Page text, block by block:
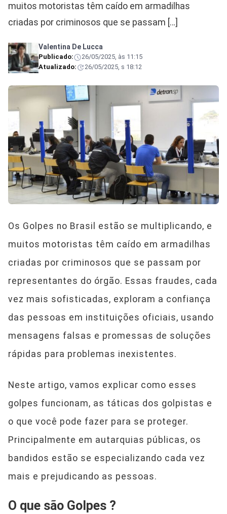
muitos motoristas têm caído em armadilhas
criadas por criminosos que se passam […]
Valentina De Lucca
Publicado:
26/05/2025, às 11:15
Atualizado:
26/05/2025, s 18:12
Os Golpes no Brasil estão se multiplicando, e
muitos motoristas têm caído em armadilhas
criadas por criminosos que se passam por
representantes do órgão. Essas fraudes, cada
vez mais sofisticadas, exploram a confiança
das pessoas em instituições oficiais, usando
mensagens falsas e promessas de soluções
rápidas para problemas inexistentes.
Neste artigo, vamos explicar como esses
golpes funcionam, as táticas dos golpistas e
o que você pode fazer para se proteger.
Principalmente em autarquias públicas, os
bandidos estão se especializando cada vez
mais e prejudicando as pessoas.
O que são Golpes ?